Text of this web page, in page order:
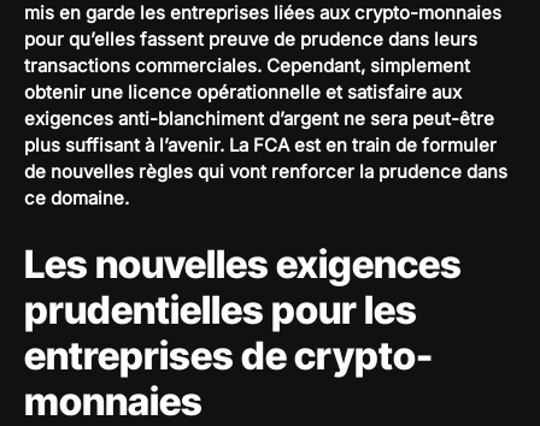
mis en garde les entreprises liées aux crypto-monnaies
pour qu’elles fassent preuve de prudence dans leurs
transactions commerciales. Cependant, simplement
obtenir une licence opérationnelle et satisfaire aux
exigences anti-blanchiment d’argent ne sera peut-être
plus suffisant à l’avenir. La FCA est en train de formuler
de nouvelles règles qui vont renforcer la prudence dans
ce domaine.
Les nouvelles exigences
prudentielles pour les
entreprises de crypto-
monnaies